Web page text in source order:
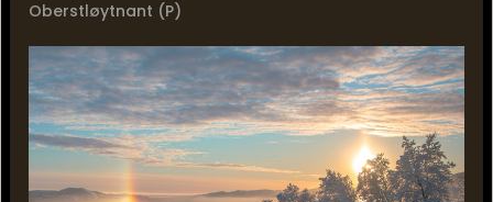
Oberstløytnant (P)